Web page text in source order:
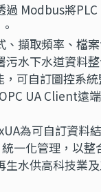
Modbus將
擷取頻率、檔
水下水道資料
可自訂圖控系
UA Client遠
為可自訂資料
一化管理，以
水供高科技業